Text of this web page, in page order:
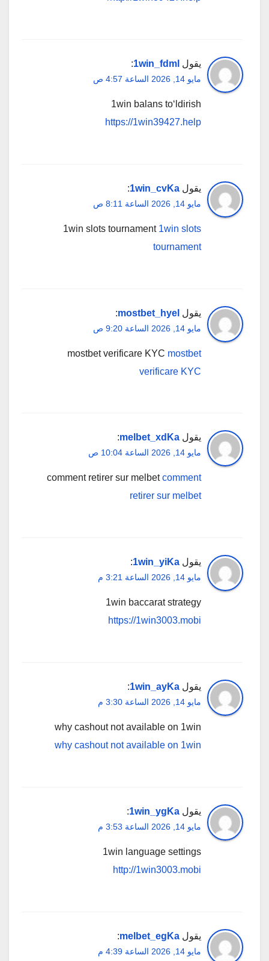
يقول 1win_fdml
:
مايو 14, 2026 الساعة 4:57 ص
1win balans to‘ldirish
https://1win39427.help
يقول 1win_cvKa
:
مايو 14, 2026 الساعة 8:11 ص
1win slots tournament 1win slots
tournament
يقول mostbet_hyel
:
مايو 14, 2026 الساعة 9:20 ص
mostbet verificare KYC mostbet
verificare KYC
يقول melbet_xdKa
:
مايو 14, 2026 الساعة 10:04 ص
comment retirer sur melbetcomment
retirer sur melbet
يقول 1win_yiKa
:
مايو 14, 2026 الساعة 3:21 م
1win baccarat strategy
https://1win3003.mobi
يقول 1win_ayKa
:
مايو 14, 2026 الساعة 3:30 م
why cashout not available on 1win
why cashout not available on 1win
يقول 1win_ygKa
:
مايو 14, 2026 الساعة 3:53 م
1win language settings
http://1win3003.mobi
يقول melbet_egKa
:
مايو 14, 2026 الساعة 4:39 م